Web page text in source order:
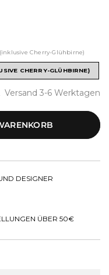
Cherry-Glühbirne)
CHERRY-GLÜHBIRNE)
Versand 3-6 Werktagen
DESIGNER
ÜBER 50€